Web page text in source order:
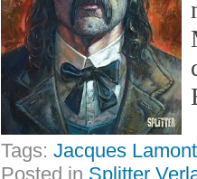
Tags: Jacques
Posted in Splitter